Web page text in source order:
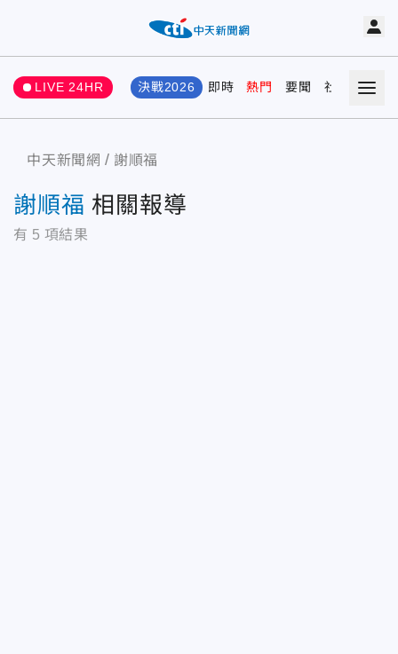
LIVE 24HR 決戰2026 即時 熱門 要聞 社會 娛樂
中天新聞網 謝順福
謝順福 相關報導
有 5 項結果